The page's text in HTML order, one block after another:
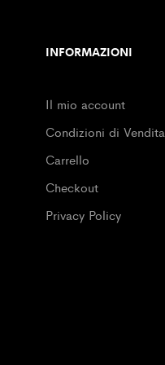
INFORMAZIONI
Il mio account
Condizioni di Vendita
Carrello
Checkout
Privacy Policy